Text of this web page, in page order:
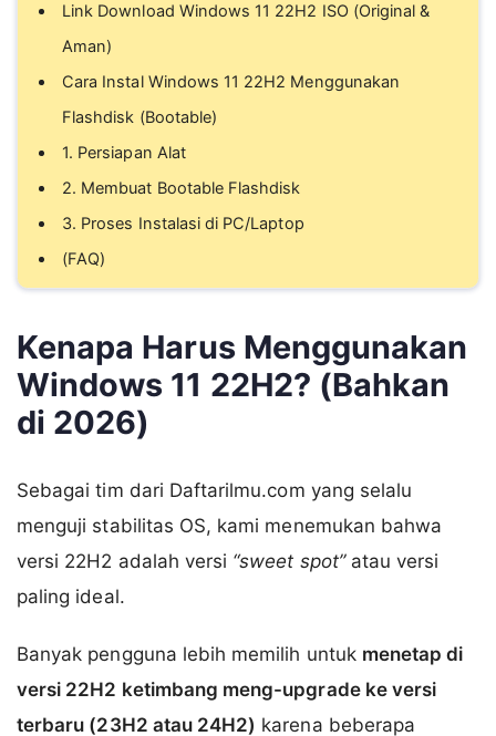
Link Download Windows 11 22H2 ISO (Original &
Aman)
Cara Instal Windows 11 22H2 Menggunakan
Flashdisk (Bootable)
1. Persiapan Alat
2. Membuat Bootable Flashdisk
3. Proses Instalasi di PC/Laptop
(FAQ)
Kenapa Harus Menggunakan
Windows 11 22H2? (Bahkan
di 2026)
Sebagai tim dari Daftarilmu.com yang selalu
menguji stabilitas OS, kami menemukan bahwa
versi 22H2 adalah versi “sweet spot”atau versi
paling ideal.
Banyak pengguna lebih memilih untuk menetap di
versi 22H2 ketimbang meng-upgrade ke versi
terbaru (23H2 atau 24H2) karena beberapa